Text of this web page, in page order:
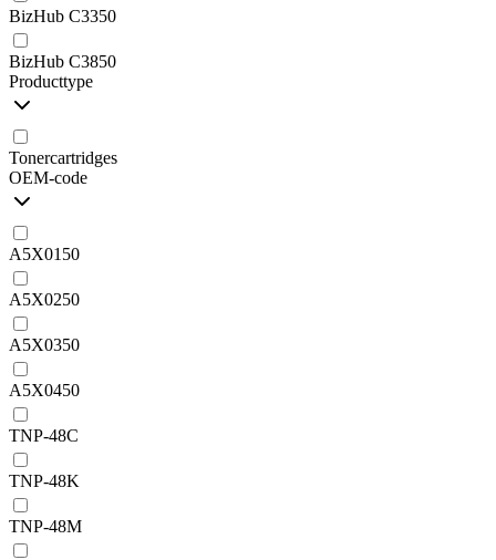
BizHub C3350
BizHub C3850
Producttype
Tonercartridges
OEM-code
A5X0150
A5X0250
A5X0350
A5X0450
TNP-48C
TNP-48K
TNP-48M